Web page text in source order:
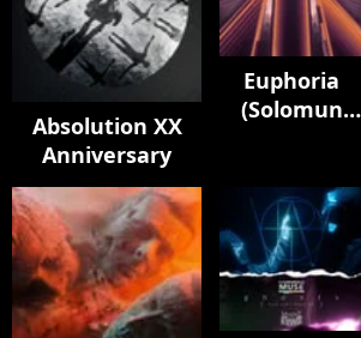
Absolution XX
Anniversary
Euphoria
(Solomun